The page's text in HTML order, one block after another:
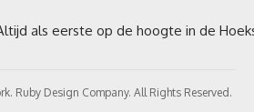
Ruby Design Company. All Rights Reserved.